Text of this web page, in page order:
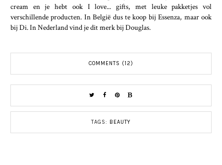
cream en je hebt ook I love... gifts, met leuke pakketjes vol
verschillende producten. In België dus te koop bij Essenza, maar ook
bij Di. In Nederland vind je dit merk bij Douglas.
COMMENTS (12)
TAGS: BEAUTY